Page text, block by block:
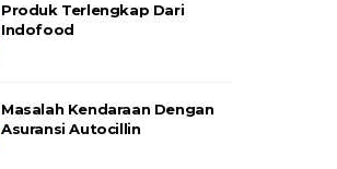
Produk Terlengkap Dari
Indofood
Masalah Kendaraan Dengan
Asuransi Autocillin